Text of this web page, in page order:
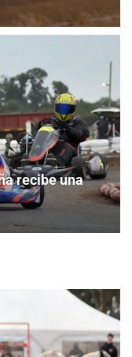
recibe una